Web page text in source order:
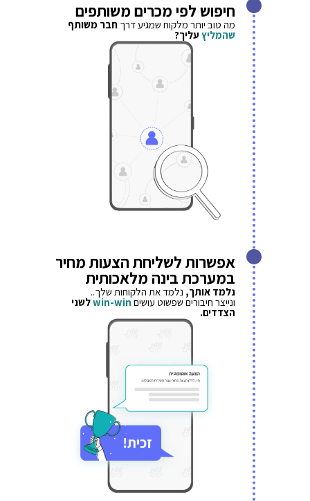
חיפוש לפי מכרים משותפים
מה טוב יותר מלקוח שמגיע דרךחבר משותף
שהמליץעליך?
אפשרות לשליחת הצעות מחיר
במערכת בינה מלאכותית
נלמד אותך, נלמד את הלקוחות שלך..
ונייצר חיבורים שפשוט עושים win-winלשני
הצדדים.